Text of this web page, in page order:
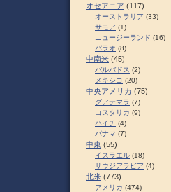
オセアニア (117)
オーストラリア (33)
サモア (1)
ニュージーランド (16)
パラオ (8)
中南米 (45)
バルバドス (2)
メキシコ (20)
中央アメリカ (75)
グアテマラ (7)
コスタリカ (9)
ハイチ (4)
パナマ (7)
中東 (55)
イスラエル (18)
サウジアラビア (4)
北米 (773)
アメリカ (474)